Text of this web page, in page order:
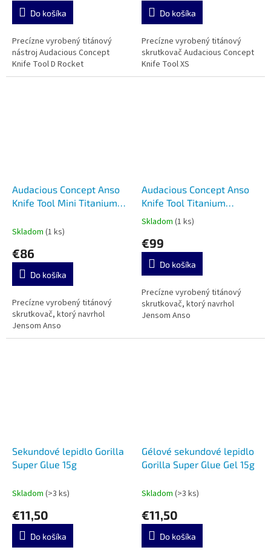
Do košíka
Precízne vyrobený titánový
nástroj Audacious Concept
Knife Tool D Rocket
Do košíka
Precízne vyrobený titánový
skrutkovač Audacious Concept
Knife Tool XS
Audacious Concept Anso
Knife Tool Mini Titanium
Skladom (1 ks)
€86
Do košíka
Precízne vyrobený titánový
skrutkovač, ktorý navrhol
Jensom Anso
Audacious Concept Anso
Knife Tool Titanium
Stonewashed
Priemerné
produktu
5,0
5
hviezdičiek.
Skladom (1 ks)
€99
Do košíka
Precízne vyrobený titánový
skrutkovač, ktorý navrhol
Jensom Anso
Sekundové lepidlo Gorilla
Super Glue 15g
Skladom (>3 ks)
€11,50
Do košíka
Gélové sekundové lepidlo
Gorilla Super Glue Gel 15g
Skladom (>3 ks)
€11,50
Do košíka